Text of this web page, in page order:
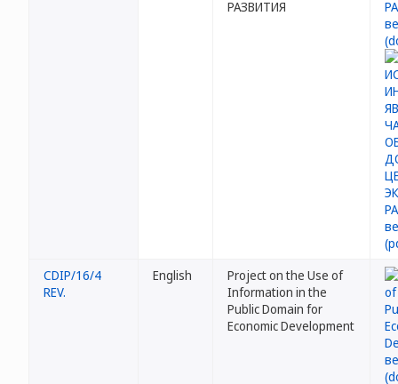
РАЗВИТИЯ
CDIP/16/4
REV.
English
Project on the Use of
Information in the
Public Domain for
Economic Development